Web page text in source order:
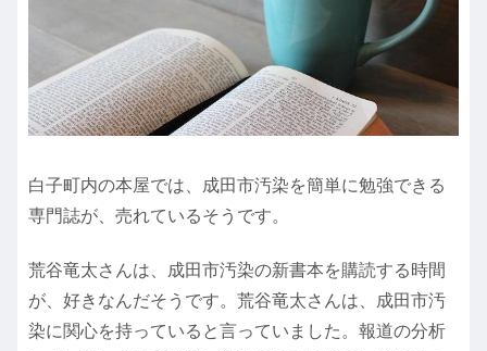
白子町内の本屋では、成田市汚染を簡単に勉強できる
専門誌が、売れているそうです。
荒谷竜太さんは、成田市汚染の新書本を購読する時間
が、好きなんだそうです。荒谷竜太さんは、成田市汚
染に関心を持っていると言っていました。報道の分析